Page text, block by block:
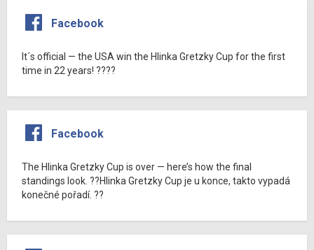
Facebook
It´s official — the USA win the Hlinka Gretzky Cup for the first
time in 22 years! ????
Facebook
The Hlinka Gretzky Cup is over — here’s how the final
standings look. ??Hlinka Gretzky Cup je u konce, takto vypadá
konečné pořadí. ??